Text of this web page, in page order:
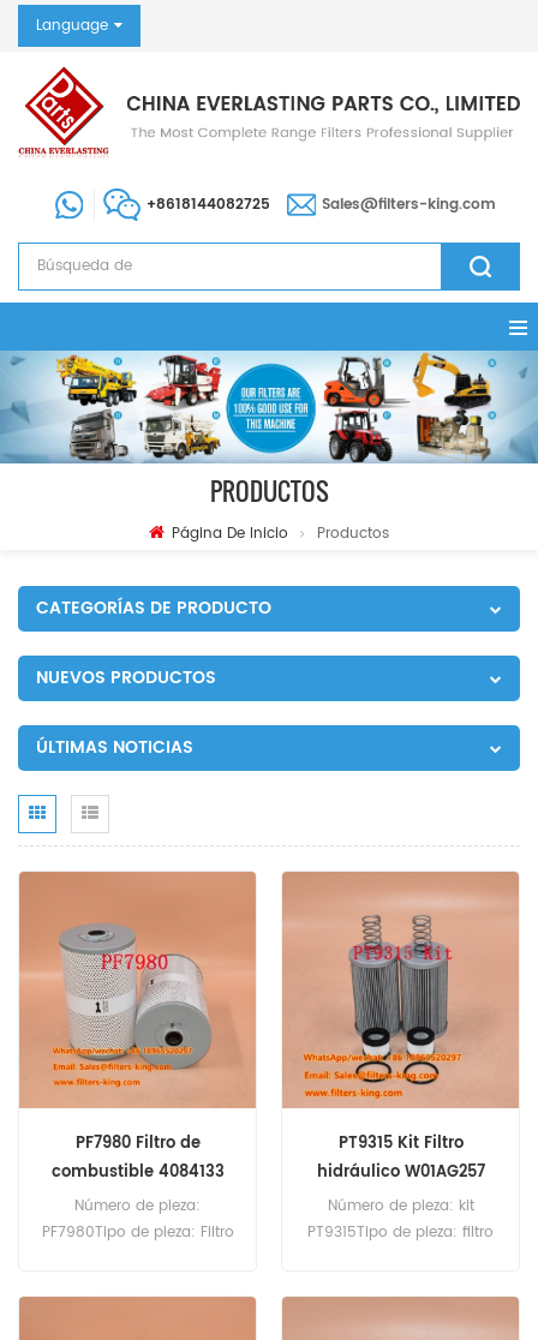
Language
+8618144082725 Sales@filters-king.com
PRODUCTOS
Página De Inicio Productos
CATEGORÍAS DE PRODUCTO
NUEVOS PRODUCTOS
ÚLTIMAS NOTICIAS
PF7980 Filtro de
combustible 4084133
para motor
Número de pieza:
PF7980Tipo de pieza: Filtro
PT9315 Kit Filtro
hidráulico W01AG257
Número de pieza: kit
PT9315Tipo de pieza: filtro